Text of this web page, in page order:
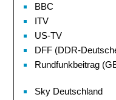
BBC
ITV
US-TV
DFF (DDR-
Rundfunkbeitrag
Sky Deutschland